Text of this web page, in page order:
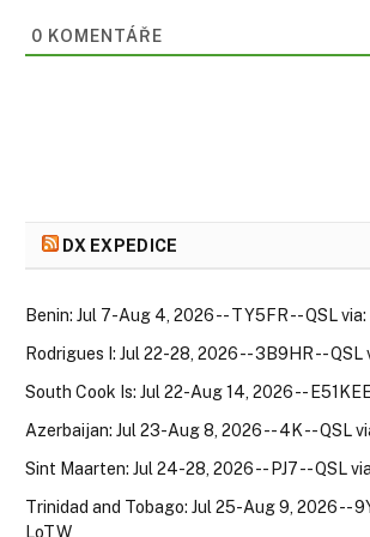
0 KOMENTÁŘE
DX EXPEDICE
Benin: Jul 7-Aug 4, 2026 -- TY5FR -- QSL
Rodrigues I: Jul 22-28, 2026 -- 3B9HR -- QSL
South Cook Is: Jul 22-Aug 14, 2026 --
Azerbaijan: Jul 23-Aug 8, 2026 -- 4K -- QSL
Sint Maarten: Jul 24-28, 2026 -- PJ7 -- QSL
Trinidad and Tobago: Jul 25-Aug 9, 2026 --
LoTW